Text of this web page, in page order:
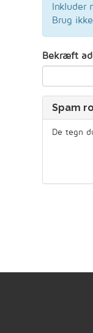
Inkluder
Brug
Bekræft
Spam
De tegn